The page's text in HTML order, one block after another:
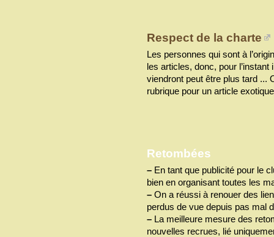
Respect de la charte
Les personnes qui sont à
les articles, donc, pour
viendront peut être plus tard ...
rubrique pour un article
Retombées
– En tant que publicité pour le
bien en organisant toutes les
– On a réussi à renouer des
perdus de vue depuis pas mal
– La meilleure mesure des
nouvelles recrues, lié